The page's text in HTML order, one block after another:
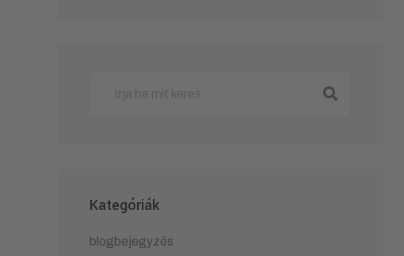
Kategóriák
blogbejegyzés